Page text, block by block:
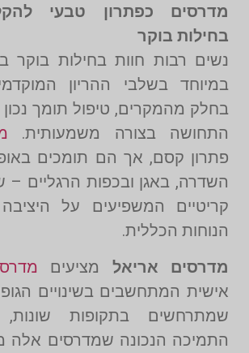
מדרסים כפתרון טבעי
בחילות בוקר
נשים רבות חוות בחילות בוקר
במיוחד בשלבי ההריון
בחלק מהמקרים, טיפול תומך
התחושה בצורה משמעותית.
פתרון קסם, אך הם תומכים
השדרה, באגן ובכפות הרגליים –
קריטיים המשפיעים על
הנוחות הכללית.
מדרסים אריאל מציעים
אישית המתחשבים בשינויים
שמתרחשים בתקופות שונות,
התמיכה הנכונה שמדרסים אלה